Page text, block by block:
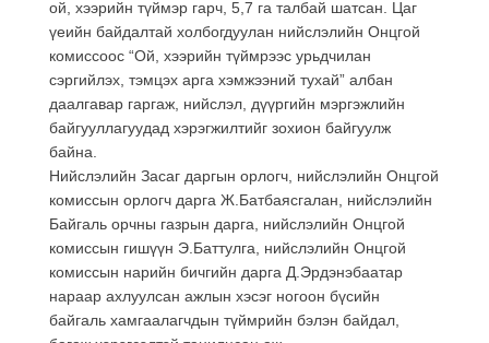
ой, хээрийн түймэр гарч, 5,7 га талбай шатсан. Цаг
үеийн байдалтай холбогдуулан нийслэлийн Онцгой
комиссоос “Ой, хээрийн түймрээс урьдчилан
сэргийлэх, тэмцэх арга хэмжээний тухай” албан
даалгавар гаргаж, нийслэл, дүүргийн мэргэжлийн
байгууллагуудад хэрэгжилтийг зохион байгуулж
байна.
Нийслэлийн Засаг даргын орлогч, нийслэлийн Онцгой
комиссын орлогч дарга Ж.Батбаясгалан, нийслэлийн
Байгаль орчны газрын дарга, нийслэлийн Онцгой
комиссын гишүүн Э.Баттулга, нийслэлийн Онцгой
комиссын нарийн бичгийн дарга Д.Эрдэнэбаатар
нараар ахлуулсан ажлын хэсэг ногоон бүсийн
байгаль хамгаалагчдын түймрийн бэлэн байдал,